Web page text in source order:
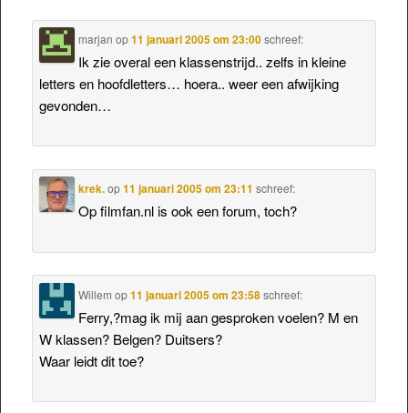
marjan op11 januari 2005 om 23:00 schreef:
Ik zie overal een klassenstrijd.. zelfs in kleine
letters en hoofdletters… hoera.. weer een afwijking
gevonden…
krek.op11 januari 2005 om 23:11 schreef:
Op filmfan.nl is ook een forum, toch?
Willem op11 januari 2005 om 23:58 schreef:
Ferry,?mag ik mij aan gesproken voelen? M en
W klassen? Belgen? Duitsers?
Waar leidt dit toe?